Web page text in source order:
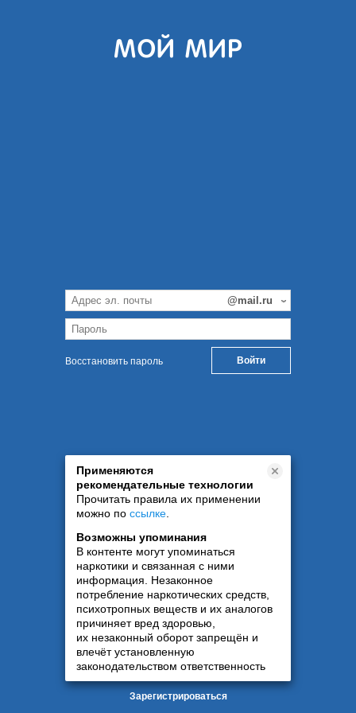
Восстановить пароль
Применяются
рекомендательные технологии
Прочитать правила их применении
можно по ссылке
Возможны упоминания
В контенте могут упоминаться
наркотики и связанная с ними
информация. Незаконное
потребление наркотических средств,
психотропных веществ и их аналогов
причиняет вред здоровью,
их незаконный оборот запрещён и
влечёт установленную
законодательством ответственность
Зарегистрироваться